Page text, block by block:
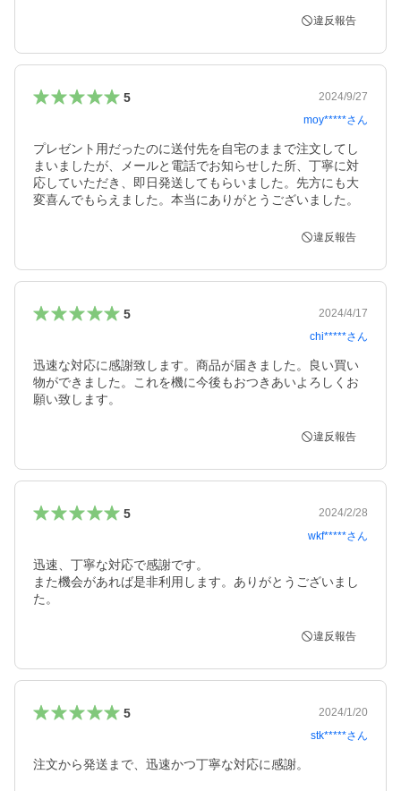
違反報告
5
2024/9/27
moy*****さん
プレゼント用だったのに送付先を自宅のままで注文してし
まいましたが、メールと電話でお知らせした所、丁寧に対
応していただき、即日発送してもらいました。先方にも大
変喜んでもらえました。本当にありがとうございました。
違反報告
5
2024/4/17
chi*****さん
迅速な対応に感謝致します。商品が届きました。良い買い
物ができました。これを機に今後もおつきあいよろしくお
願い致します。
違反報告
5
2024/2/28
wkf*****さん
迅速、丁寧な対応で感謝です。
また機会があれば是非利用します。ありがとうございまし
た。
違反報告
5
2024/1/20
stk*****さん
注文から発送まで、迅速かつ丁寧な対応に感謝。